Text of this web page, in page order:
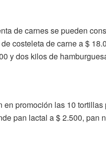
de carnes se pueden
costeleta de carne a $
y dos kilos de
en promoción las 10
pan lactal a $ 2.500, pan